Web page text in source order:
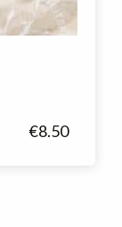
€8.50